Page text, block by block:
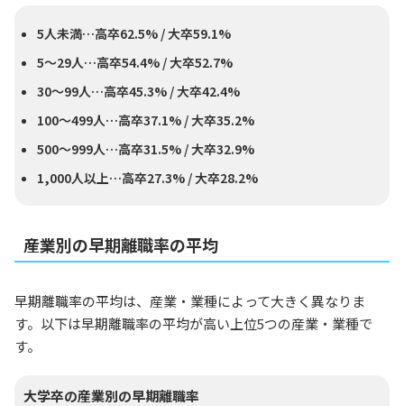
5人未満…高卒62.5% / 大卒59.1%
5〜29人…高卒54.4% / 大卒52.7%
30〜99人…高卒45.3% / 大卒42.4%
100〜499人…高卒37.1% / 大卒35.2%
500〜999人…高卒31.5% / 大卒32.9%
1,000人以上…高卒27.3% / 大卒28.2%
産業別の早期離職率の平均
早期離職率の平均は、産業・業種によって大きく異なりま
す。以下は早期離職率の平均が高い上位5つの産業・業種で
す。
大学卒の産業別の早期離職率